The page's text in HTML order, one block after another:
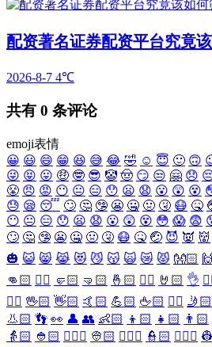
配资著名证券配资平台究竟
2026-8-7 4℃
共有 0 条评论
emoji表情
😀 😃 😄 😁 😆 😅 😂 🤣 ☺️ 😇 🙂 🙃
😜 😝 😛 🤑 🤓 😎 🤡 🤠 😏 😒 🤗 😞
😤 😠 😡 😶 😐 😑 😯 😦 😧 😮 😲 😵
😓 😪 😴 🙄 🤔 🤥 😬 🤐 🤢 🤧 😷 🤒
😶 😐 😑 😯 😦 😧 😮 😲 😵 😳 😱 😨
🙄 🤔 🤥 😬 🤐 🤢 🤧 😷 🤒 🤕 😈 👿 👹
🎃 😺 😸 😹 😻 😼 😽 🙀 😿 😾 👐🏻
👊🏻 ✊🏻 🤛🏻 🤜🏻 🤞🏻 ✌🏻 🤘🏻 👌
🖐🏻 🖖🏻 👋🏻 🤙🏻 💪🏻 🖕🏻 ✍🏻 🤳🏻
👃🏻 👣 👀 👤 👥 👶🏻 👦🏻 👧🏻 👨🏻
👵🏻 👲🏻 👳🏻‍♀️ 👳🏻 👮🏻‍♀️ 👮🏻 👷🏻‍♀️